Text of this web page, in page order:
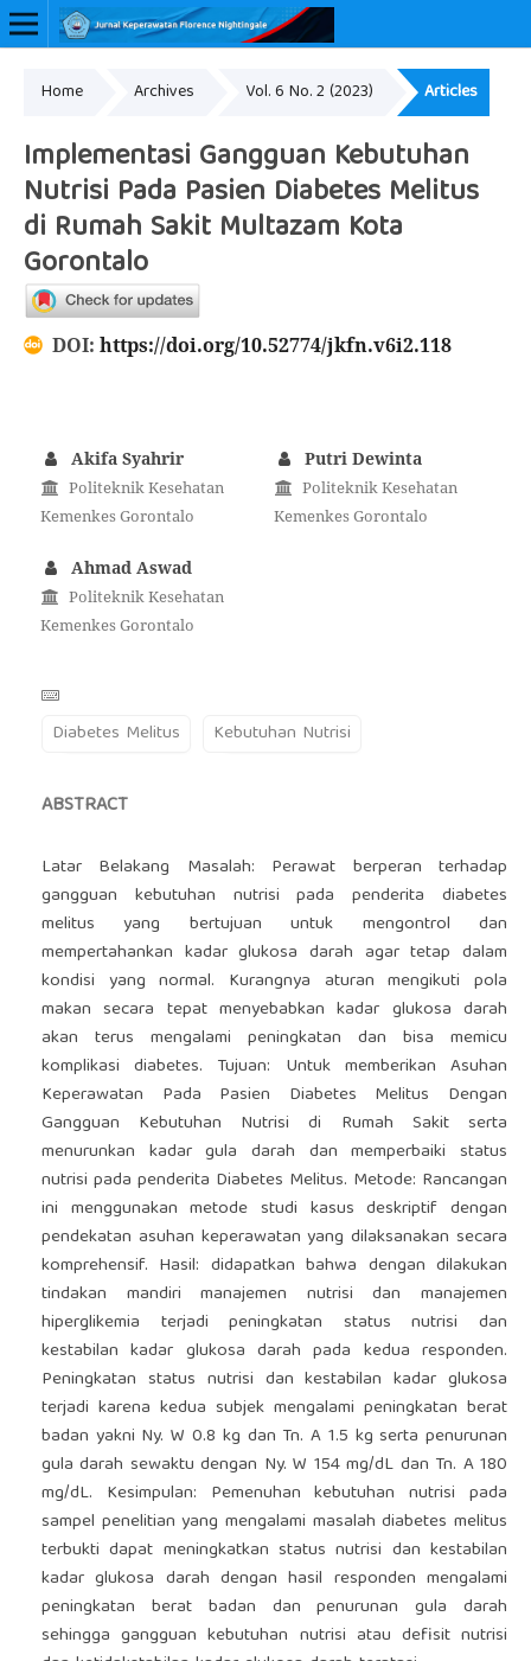
Online ISSN: 2657-0548
Home Archives Vol. 6 No. 2 (2023) Articles
Implementasi Gangguan Kebutuhan
Nutrisi Pada Pasien Diabetes Melitus
di Rumah Sakit Multazam Kota
Gorontalo
DOI: https://doi.org/10.52774/jkfn.v6i2.118
Akifa Syahrir
Politeknik Kesehatan
Kemenkes Gorontalo
Putri Dewinta
Politeknik Kesehatan
Kemenkes Gorontalo
Ahmad Aswad
Politeknik Kesehatan
Kemenkes Gorontalo
Diabetes Melitus Kebutuhan Nutrisi
ABSTRACT
Latar Belakang Masalah: Perawat berperan terhadap
gangguan kebutuhan nutrisi pada penderita diabetes
melitus yang bertujuan untuk mengontrol dan
mempertahankan kadar glukosa darah agar tetap dalam
kondisi yang normal. Kurangnya aturan mengikuti pola
makan secara tepat menyebabkan kadar glukosa darah
akan terus mengalami peningkatan dan bisa memicu
komplikasi diabetes. Tujuan: Untuk memberikan Asuhan
Keperawatan Pada Pasien Diabetes Melitus Dengan
Gangguan Kebutuhan Nutrisi di Rumah Sakit serta
menurunkan kadar gula darah dan memperbaiki status
nutrisi pada penderita Diabetes Melitus. Metode: Rancangan
ini menggunakan metode studi kasus deskriptif dengan
pendekatan asuhan keperawatan yang dilaksanakan secara
komprehensif. Hasil: didapatkan bahwa dengan dilakukan
tindakan mandiri manajemen nutrisi dan manajemen
hiperglikemia terjadi peningkatan status nutrisi dan
kestabilan kadar glukosa darah pada kedua responden.
Peningkatan status nutrisi dan kestabilan kadar glukosa
terjadi karena kedua subjek mengalami peningkatan berat
badan yakni Ny. W 0.8 kg dan Tn. A 1.5 kg serta penurunan
gula darah sewaktu dengan Ny. W 154 mg/dL dan Tn. A 180
mg/dL. Kesimpulan: Pemenuhan kebutuhan nutrisi pada
sampel penelitian yang mengalami masalah diabetes melitus
terbukti dapat meningkatkan status nutrisi dan kestabilan
kadar glukosa darah dengan hasil responden mengalami
peningkatan berat badan dan penurunan gula darah
sehingga gangguan kebutuhan nutrisi atau defisit nutrisi